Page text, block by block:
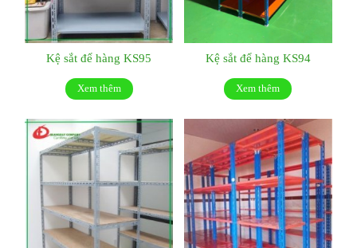
Kệ sắt để hàng KS95
Xem thêm
Kệ sắt để hàng KS94
Xem thêm